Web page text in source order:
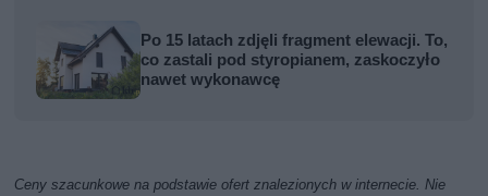
Po 15 latach zdjęli fragment elewacji. To,
co zastali pod styropianem, zaskoczyło
nawet wykonawcę
Ceny szacunkowe na podstawie ofert znalezionych w internecie. Nie